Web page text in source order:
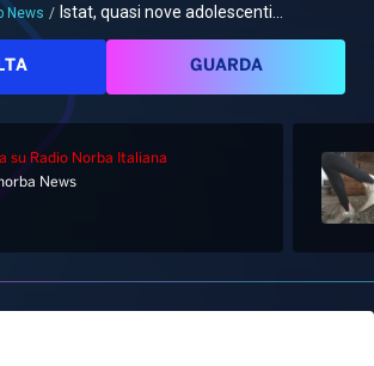
Cerca
News / Istat, quasi nove adolescenti...
GUARDA
su Radio Norba Italiana
News